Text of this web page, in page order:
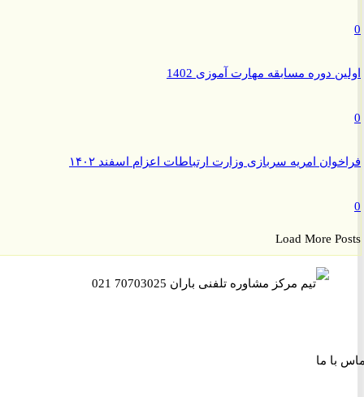
دوره مسابقه مهارت آموزی 1402
امریه سربازی وزارت ارتباطات اعزام اسفند ۱۴۰۲
Load More
ما